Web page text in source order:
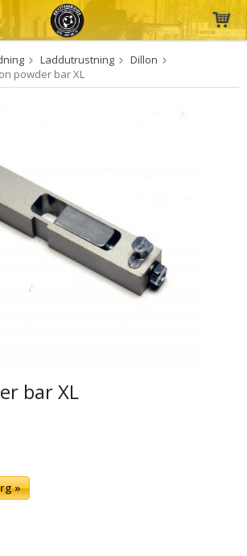
har blivit tillagd i varukorgen
Laddutrustning
Dillon
powder bar XL
bar XL
»